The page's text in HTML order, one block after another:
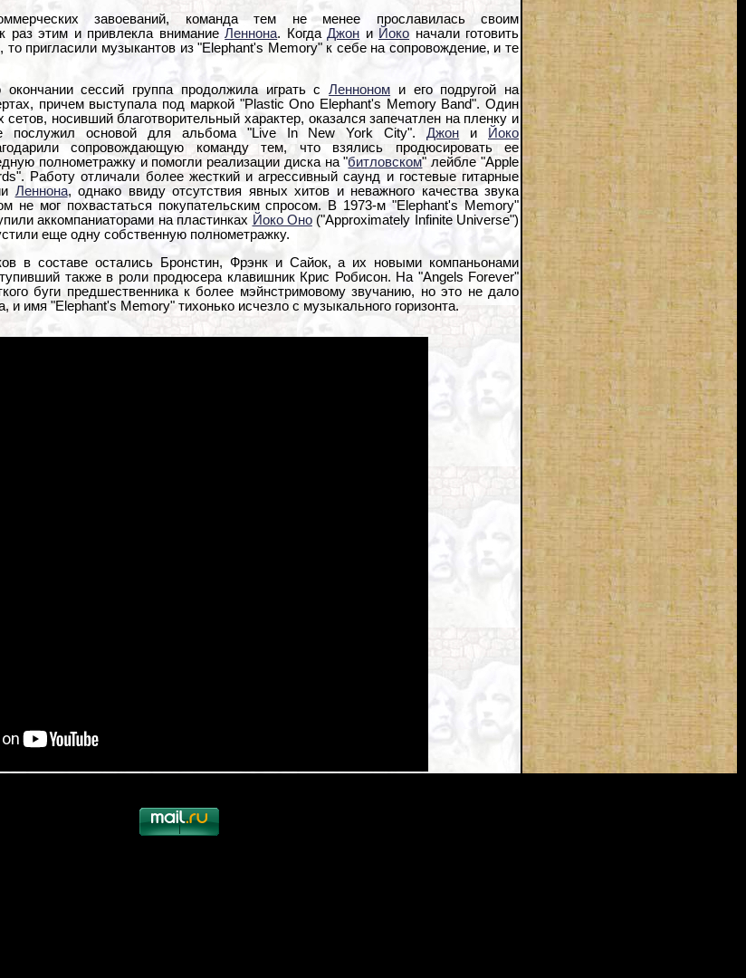
завоеваний, команда тем не менее прославилась своим
раз этим и привлекла вниманиеЛеннона. КогдаДжон и Йоко начали готовить
пригласили музыкантов из "Elephant's Memory" к себе на сопровождение, и те
окончании сессий группа продолжила играть сЛенноном и его подругой на
причем выступала под маркой "Plastic Ono Elephant's Memory Band". Один
сетов, носивший благотворительный характер, оказался запечатлен на пленку и
послужил основой для альбома "Live In New York City".Джон и
Йоко
сопровождающую команду тем, что взялись продюсировать ее
полнометражку и помогли реализации диска на "битловском" лейбле "Apple
Работу отличали более жесткий и агрессивный саунд и гостевые гитарные
Леннона, однако ввиду отсутствия явных хитов и неважного качества звука
не мог похвастаться покупательским спросом. В 1973-м "Elephant's Memory"
аккомпаниаторами на пластинках Йоко Оно("Approximately Infinite Universe")
еще одну собственную полнометражку.
в составе остались Бронстин, Фрэнк и Сайок, а их новыми компаньонами
также в роли продюсера клавишник Крис Робисон. На "Angels Forever"
буги предшественника к более мэйнстримовому звучанию, но это не дало
и имя "Elephant's Memory" тихонько исчезло с музыкального горизонта.